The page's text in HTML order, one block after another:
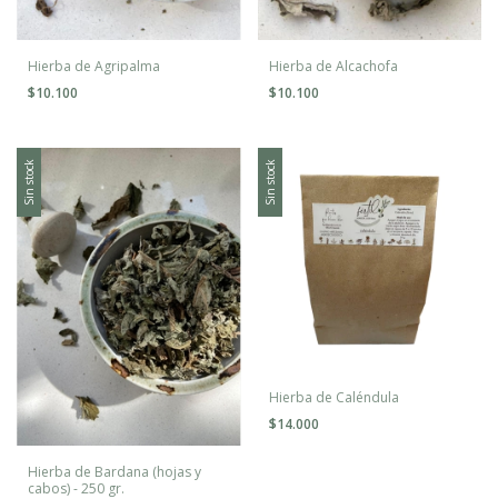
Hierba de Agripalma
$10.100
Hierba de Alcachofa
$10.100
Sin stock
Hierba de Bardana (hojas y
cabos) - 250 gr.
Sin stock
Hierba de Caléndula
$14.000